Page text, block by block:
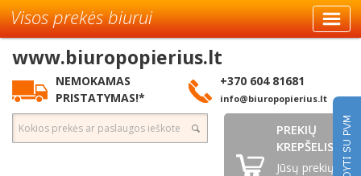
Visos prekės biurui
www.biuropopierius.lt
NEMOKAMAS
PRISTATYMAS!*
+370 604 81681
info@biuropopierius.lt
PREKIŲ
KREPŠELIS
Jūsų prekių